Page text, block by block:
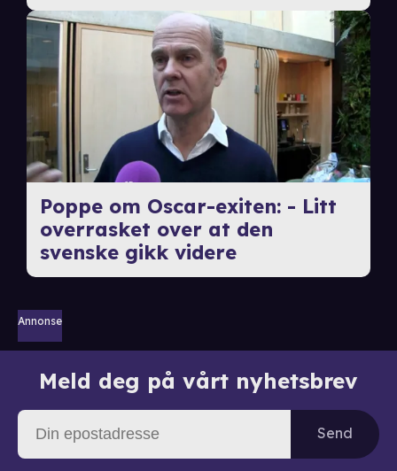
Poppe om Oscar-exiten: - Litt
overrasket over at den
svenske gikk videre
Annonse
Meld deg på vårt nyhetsbrev
Send